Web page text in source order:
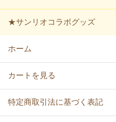
★サンリオコラボグッズ
ホーム
カートを見る
特定商取引法に基づく表記